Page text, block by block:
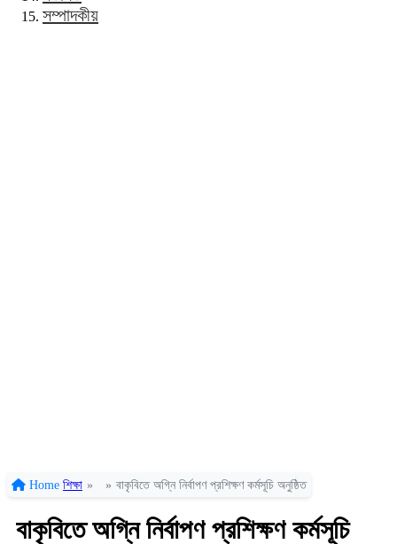
সম্পাদকীয়
Home শিক্ষা » » বাকৃবিতে অগ্নি নির্বাপণ প্রশিক্ষণ কর্মসূচি অনুষ্ঠিত
বাকৃবিতে অগ্নি নির্বাপণ প্রশিক্ষণ কর্মসূচি